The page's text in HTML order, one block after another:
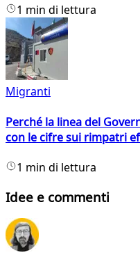
1 min di lettura
Migranti
Perché la linea del
con le cifre sui rimpatri
1 min di lettura
Idee e commenti